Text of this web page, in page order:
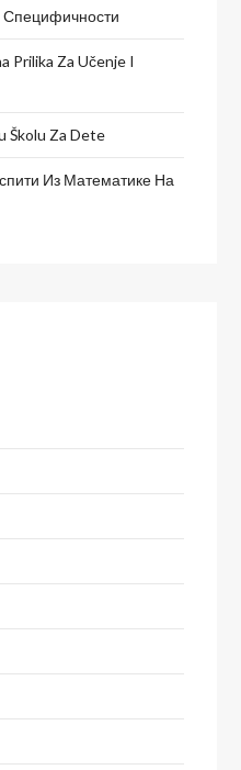
Prilika Za Učenje I
Školu Za Dete
Из Математике На